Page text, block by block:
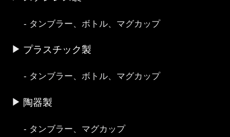
タンブラー、ボトル、マグカップ
プラスチック製
タンブラー、ボトル、マグカップ
陶器製
タンブラー、マグカップ